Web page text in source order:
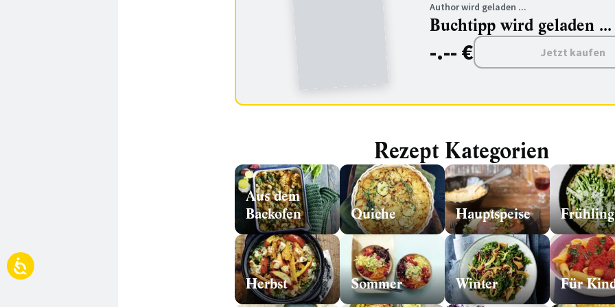
Author wird geladen ...
Buchtipp wird geladen ...
-.-- € Jetzt kaufen
Rezept Kategorien
Aus dem
Backofen
Quiche Hauptspeise Frühling
Herbst Sommer Winter Für